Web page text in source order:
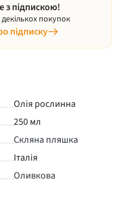
з підпискою!
покупок
підписку
Олія рослинна
250 мл
Скляна пляшка
Італія
Оливкова